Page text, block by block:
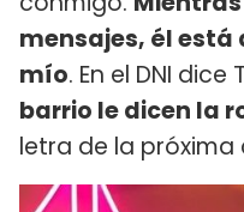
mensajes, él
mío. En el DNI
barrio le dicen la
letra de la próxima